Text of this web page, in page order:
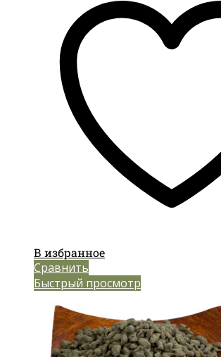
В избранное
Сравнить
Быстрый просмотр